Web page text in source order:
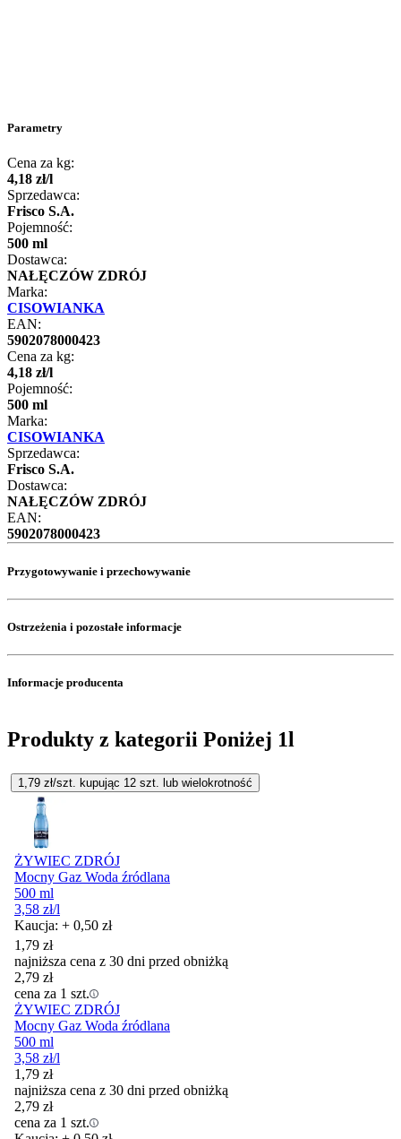
Parametry
Cena za kg:
4,18 zł/l
Sprzedawca:
Frisco S.A.
Pojemność:
500 ml
Dostawca:
NAŁĘCZÓW ZDRÓJ
Marka:
CISOWIANKA
EAN:
5902078000423
Cena za kg:
4,18 zł/l
Pojemność:
500 ml
Marka:
CISOWIANKA
Sprzedawca:
Frisco S.A.
Dostawca:
NAŁĘCZÓW ZDRÓJ
EAN:
5902078000423
Przygotowywanie i przechowywanie
Ostrzeżenia i pozostałe informacje
Informacje producenta
Produkty z kategorii Poniżej 1l
1,79 zł/szt. kupując 12 szt. lub wielokrotność
ŻYWIEC ZDRÓJ
Mocny Gaz Woda źródlana
500 ml
3,58 zł/l
Kaucja: + 0,50 zł
1,79 zł
najniższa cena z 30 dni przed obniżką
2,79 zł
cena za 1 szt.
ŻYWIEC ZDRÓJ
Mocny Gaz Woda źródlana
500 ml
3,58 zł/l
1,79 zł
najniższa cena z 30 dni przed obniżką
2,79 zł
cena za 1 szt.